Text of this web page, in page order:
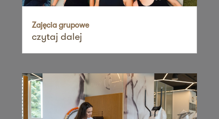
36 MINUT Suchy Las
ul. Obornicka 104
62-002 Suchy Las
Zapisz mnie
ul. Armii Krajowej 9,
58-100 Świdnica
Zapisz mnie
Zajęcia grupowe
czytaj dalej